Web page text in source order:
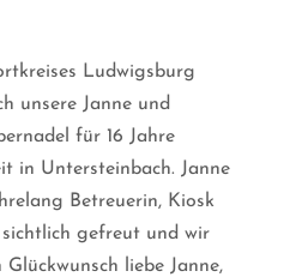
Ludwigsburg
unsere Janne und
für 16 Jahre
in Untersteinbach. Janne
Betreuerin, Kiosk
gefreut und wir
liebe Janne,